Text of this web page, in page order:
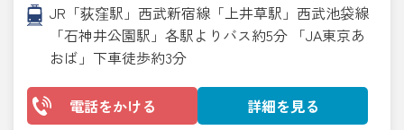
JR「荻窪駅」西武新宿線「上井草駅」西武池袋線
「石神井公園駅」各駅よりバス約5分 「JA東京あ
おば」下車徒歩約3分
電話をかける 詳細を見る